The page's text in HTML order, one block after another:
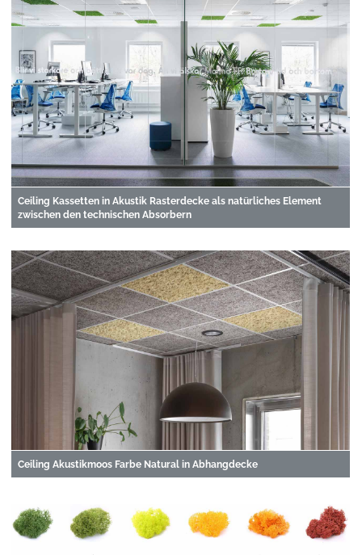
Ceiling Kassetten in Akustik Rasterdecke als natürliches Element
zwischen den technischen Absorbern
Ceiling Akustikmoos Farbe Natural in Abhangdecke